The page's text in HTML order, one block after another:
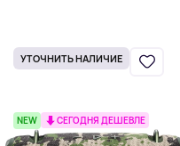
УТОЧНИТЬ НАЛИЧИЕ
NEW СЕГОДНЯ ДЕШЕВЛЕ